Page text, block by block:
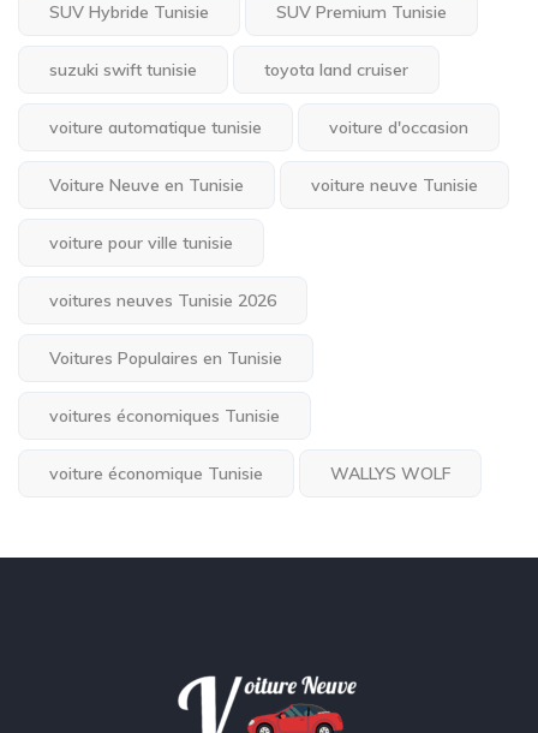
SUV Hybride Tunisie SUV Premium Tunisie
suzuki swift tunisie toyota land cruiser
voiture automatique tunisie voiture d'occasion
Voiture Neuve en Tunisie voiture neuve Tunisie
voiture pour ville tunisie
voitures neuves Tunisie 2026
Voitures Populaires en Tunisie
voitures économiques Tunisie
voiture économique Tunisie WALLYS WOLF